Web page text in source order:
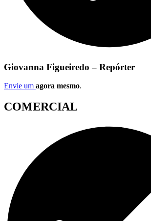
Giovanna Figueiredo – Repórter
Envie um agora mesmo.
COMERCIAL